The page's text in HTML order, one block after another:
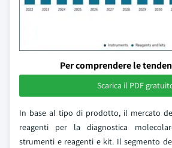
Per comprendere le
Scarica il PDF
In base al tipo di prodotto, il mercato
reagenti per la diagnostica
strumenti e reagenti e kit. Il segmento